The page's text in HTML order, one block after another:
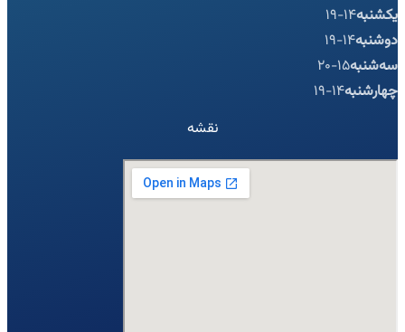
یکشنبه14-19
دوشنبه14-19
سه‌شنبه15-20
چهارشنبه14-19
نقشه